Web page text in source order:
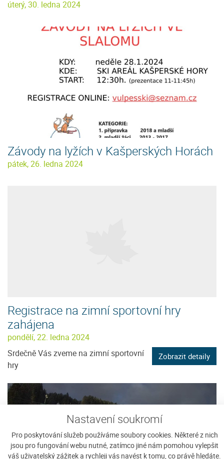
Nastavení soukromí
Pro poskytování služeb používáme soubory cookies. Některé z nich
jsou pro fungování webu nutné, zatímco jiné nám pomohou vylepšit
váš uživatelský zážitek a rychleji vás navést k tomu, co právě hledáte.
úterý, 30. ledna 2024
Závody na lyžích v Kašperských Horách
pátek, 26. ledna 2024
Registrace na zimní sportovní hry
zahájena
pondělí, 22. ledna 2024
Srdečně Vás zveme na zimní sportovní
hry
Zobrazit detaily